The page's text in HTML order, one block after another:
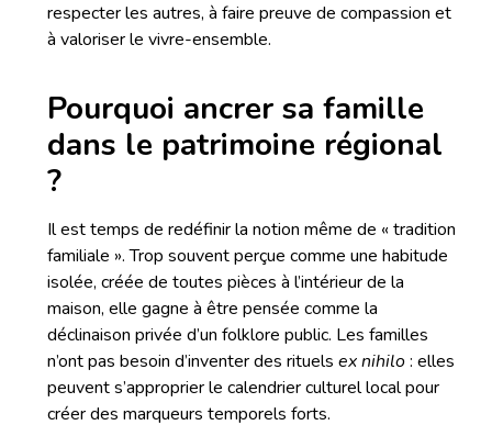
respecter les autres, à faire preuve de compassion et
à valoriser le vivre-ensemble.
Pourquoi ancrer sa famille
dans le patrimoine régional
?
Il est temps de redéfinir la notion même de « tradition
familiale ». Trop souvent perçue comme une habitude
isolée, créée de toutes pièces à l’intérieur de la
maison, elle gagne à être pensée comme la
déclinaison privée d’un folklore public. Les familles
n’ont pas besoin d’inventer des rituelsex nihilo: elles
peuvent s’approprier le calendrier culturel local pour
créer des marqueurs temporels forts.